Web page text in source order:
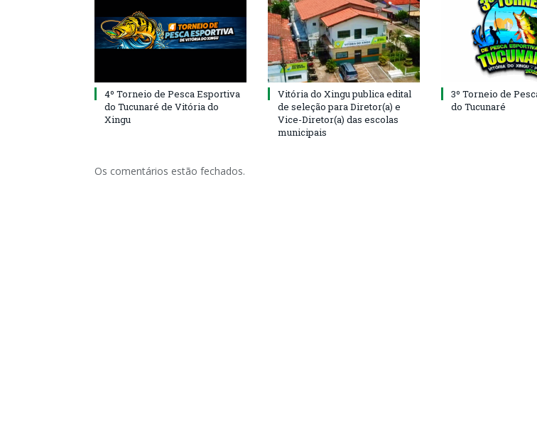
4º Torneio de Pesca Esportiva
do Tucunaré de Vitória do
Xingu
Vitória do Xingu publica edital
de seleção para Diretor(a) e
Vice-Diretor(a) das escolas
municipais
3º Torneio de
do Tucunaré
Os comentários estão fechados.